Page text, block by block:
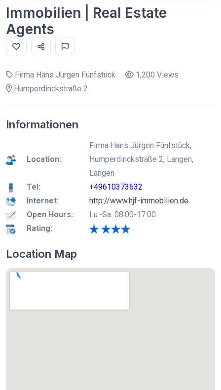
Immobilien | Real Estate
Agents
Firma Hans Jürgen Fünfstück
1,200 Views
Humperdinckstraße 2
Informationen
Location:
Firma Hans Jürgen Fünfstück,
Humperdinckstraße 2, Langen,
Langen
Tel:
+49610373632
Internet:
http://www.hjf-immobilien.de
Open Hours:
Lu.-Sa. 08:00-17:00
Rating:
Location Map